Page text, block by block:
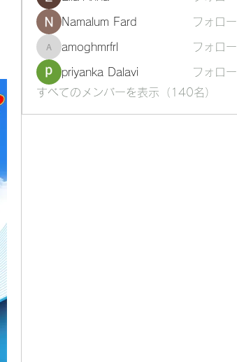
Namalum Fard フォロー
amoghmrfrl
amoghmrfrl フォロー
priyanka Dalavi
フォロー
すべてのメンバーを表示（140名）